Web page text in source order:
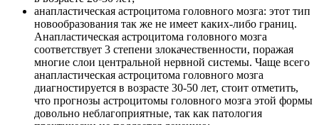
анапластическая астроцитома головного мозга: этот тип
новообразования так же не имеет каких-либо границ.
Анапластическая астроцитома головного мозга
соответствует 3 степени злокачественности, поражая
многие слои центральной нервной системы. Чаще всего
анапластическая астроцитома головного мозга
диагностируется в возрасте 30-50 лет, стоит отметить,
что прогнозы астроцитомы головного мозга этой формы
довольно неблагоприятные, так как патология